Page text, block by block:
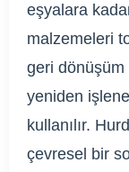
eşyalara
malzemeleri
geri
yeniden
kullanılır.
çevresel bir